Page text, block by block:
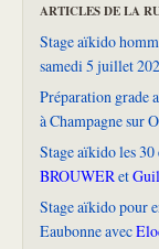
ARTICLES DE LA
Stage aïkido
samedi 5 juillet
Préparation grade
à Champagne sur
Stage aïkido les
BROUWERet
Stage aïkido pour
Eaubonne avec